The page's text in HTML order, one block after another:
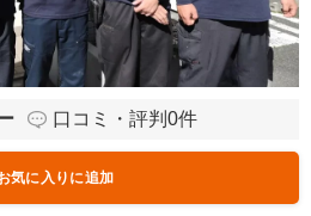
口コミ・評判0件
気に入りに追加